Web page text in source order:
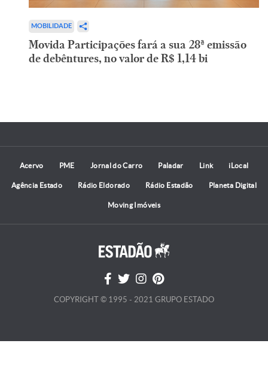
MOBILIDADE
Movida Participações fará a sua 28ª emissão
de debêntures, no valor de R$ 1,14 bi
Acervo PME Jornal do Carro Paladar Link iLocal
Agência Estado Rádio Eldorado Rádio Estadão Planeta Digital
Moving Imóveis
COPYRIGHT © 1995 - 2021 GRUPO ESTADO